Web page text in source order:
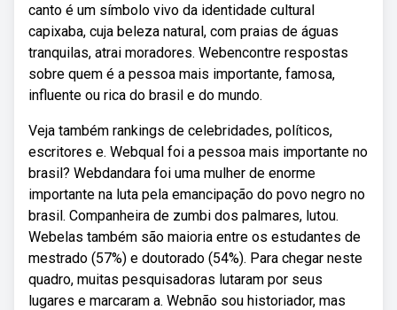
canto é um símbolo vivo da identidade cultural
capixaba, cuja beleza natural, com praias de águas
tranquilas, atrai moradores. Webencontre respostas
sobre quem é a pessoa mais importante, famosa,
influente ou rica do brasil e do mundo.
Veja também rankings de celebridades, políticos,
escritores e. Webqual foi a pessoa mais importante no
brasil? Webdandara foi uma mulher de enorme
importante na luta pela emancipação do povo negro no
brasil. Companheira de zumbi dos palmares, lutou.
Webelas também são maioria entre os estudantes de
mestrado (57%) e doutorado (54%). Para chegar neste
quadro, muitas pesquisadoras lutaram por seus
lugares e marcaram a. Webnão sou historiador, mas